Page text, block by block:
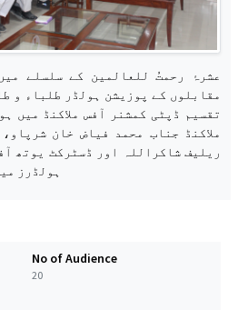
عشرۂ رحمتُ للعالمین کے سلسلے
مقابلوں کے پوزیشن ہولڈر طلباء و
تقسیم ڈپٹی کمشنر آفس ملاکنڈ میں
ملاکنڈ جناب محمد فیاض خان
ریلیف شاکراللہ اور ڈسٹرکٹ یوتھ
ہولڈرز
No of Audience
20